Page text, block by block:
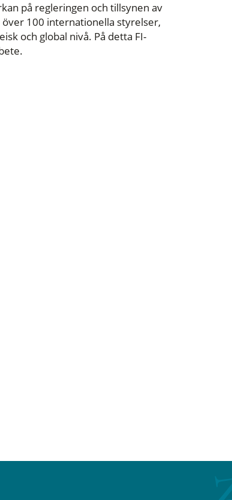
på regleringen och tillsynen av
100 internationella styrelser,
och global nivå. På detta FI-